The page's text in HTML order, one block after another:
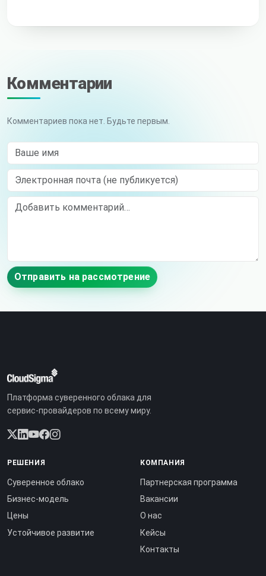
Комментарии
Комментариев пока нет. Будьте первым.
Ваше имя
Электронная почта (не публикуется)
Comment
Отправить на рассмотрение
Платформа суверенного облака для
сервис-провайдеров по всему миру.
РЕШЕНИЯ
Суверенное облако
Бизнес-модель
Цены
Устойчивое развитие
КОМПАНИЯ
Партнерская программа
Вакансии
О нас
Кейсы
Контакты